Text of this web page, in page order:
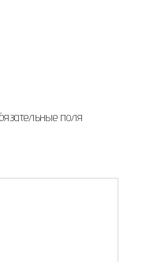
поля